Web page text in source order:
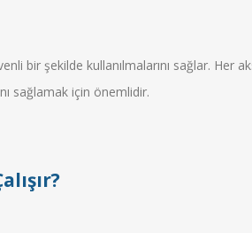
bir şekilde kullanılmalarını sağlar. Her
sağlamak için önemlidir.